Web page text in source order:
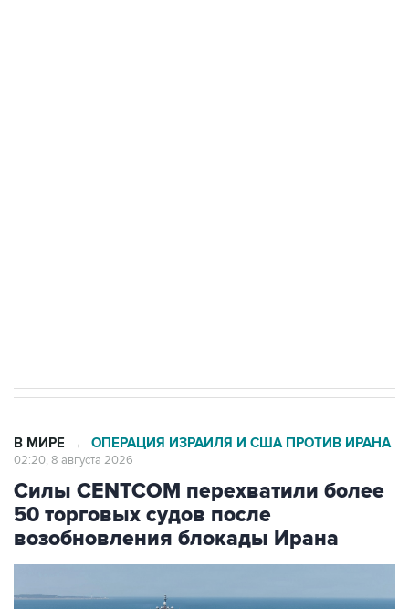
В МИРЕ → ОПЕРАЦИЯ ИЗРАИЛЯ И США ПРОТИВ ИРАНА
02:20, 8 августа 2026
Силы CENTCOM перехватили более
50 торговых судов после
возобновления блокады Ирана